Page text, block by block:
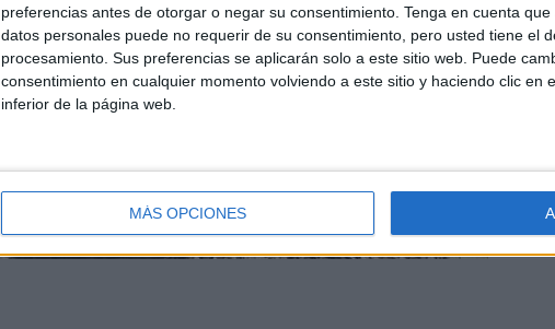
preferencias antes de otorgar o negar su consentimiento. Tenga en cuenta
datos personales puede no requerir de su consentimiento, pero usted tiene el
procesamiento. Sus preferencias se aplicarán solo a este sitio web. Puede
consentimiento en cualquier momento volviendo a este sitio y haciendo clic en
inferior de la página web.
MÁS OPCIONES